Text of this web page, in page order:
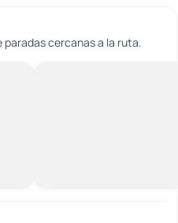
cercanas a la ruta.